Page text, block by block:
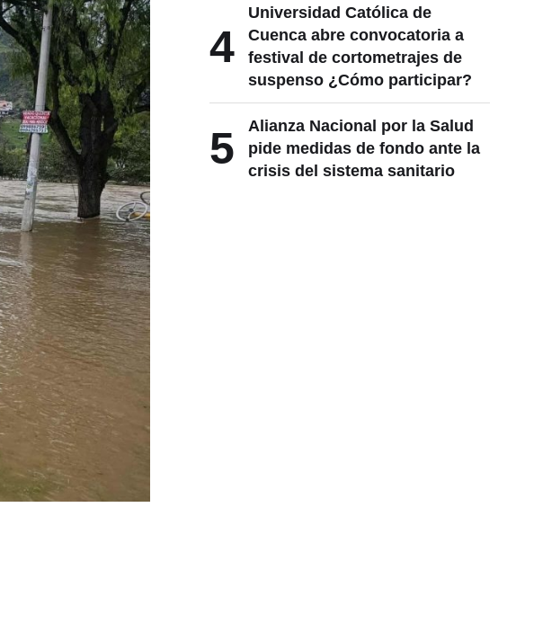
4
Universidad Católica de
Cuenca abre convocatoria a
festival de cortometrajes de
suspenso ¿Cómo participar?
5
Alianza Nacional por la Salud
pide medidas de fondo ante la
crisis del sistema sanitario